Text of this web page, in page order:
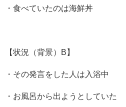
・食べていたのは海鮮丼
【状況（背景）B】
・その発言をした人は入浴中
・お風呂から出ようとしていた